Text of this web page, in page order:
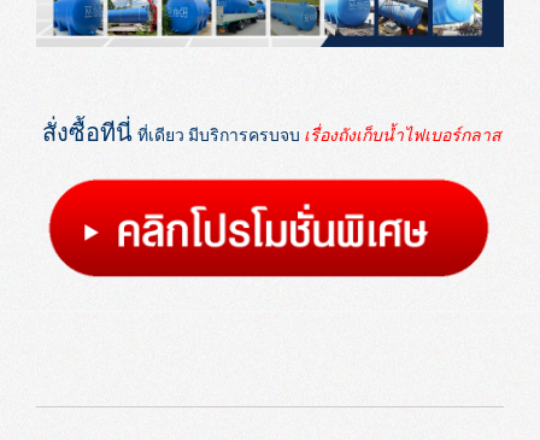
สั่งซื้อทีนี่ ที่เดียว มีบริการครบจบ เรื่องถังเก็บน้ำไฟเบอร์กลาส